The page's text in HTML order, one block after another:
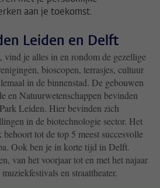
aan je toekomst.
Leiden en Delft
vind je alles in en rondom de gezellige
bioscopen, terrasjes, cultuur
in de binnenstad. De gebouwen
en Natuurwetenschappen bevinden
Leiden. Hier bevinden zich
in de biotechnologie sector. Het
tot de top 5 meest succesvolle
Ook ben je in korte tijd in Delft.
van het voorjaar tot en met het najaar
en straattheater.